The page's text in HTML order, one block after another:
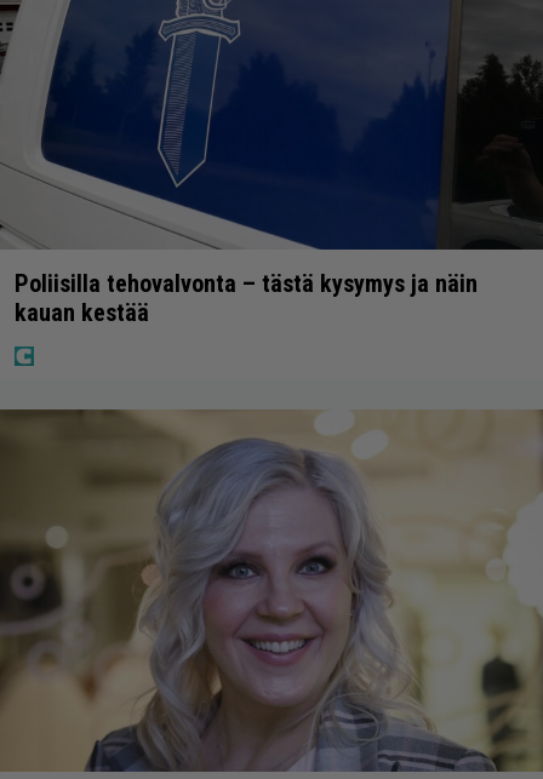
Poliisilla tehovalvonta – tästä kysymys ja näin
kauan kestää